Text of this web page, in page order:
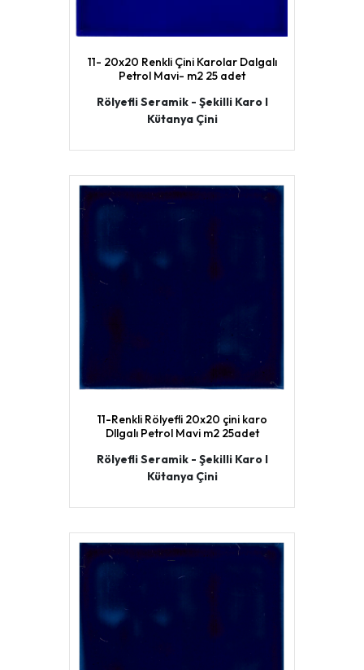
11- 20x20 Renkli Çini Karolar Dalgalı
Petrol Mavi- m2 25 adet
Rölyefli Seramik - Şekilli Karo I
Kütanya Çini
11-Renkli Rölyefli 20x20 çini karo
Dllgalı Petrol Mavi m2 25adet
Rölyefli Seramik - Şekilli Karo I
Kütanya Çini